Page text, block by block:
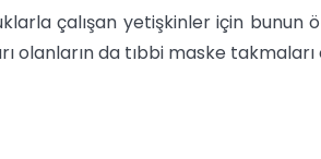
çalışan yetişkinler için
olanların da tıbbi maske